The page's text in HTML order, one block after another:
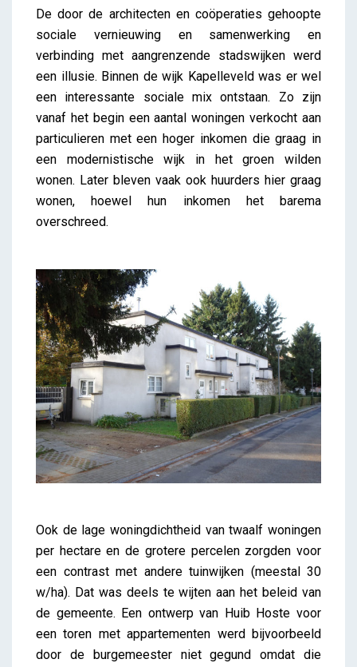
De door de architecten en coöperaties gehoopte
sociale vernieuwing en samenwerking en
verbinding met aangrenzende stadswijken werd
een illusie. Binnen de wijk Kapelleveld was er wel
een interessante sociale mix ontstaan. Zo zijn
vanaf het begin een aantal woningen verkocht aan
particulieren met een hoger inkomen die graag in
een modernistische wijk in het groen wilden
wonen. Later bleven vaak ook huurders hier graag
wonen, hoewel hun inkomen het barema
overschreed.
Ook de lage woningdichtheid van twaalf woningen
per hectare en de grotere percelen zorgden voor
een contrast met andere tuinwijken (meestal 30
w/ha). Dat was deels te wijten aan het beleid van
de gemeente. Een ontwerp van Huib Hoste voor
een toren met appartementen werd bijvoorbeeld
door de burgemeester niet gegund omdat die